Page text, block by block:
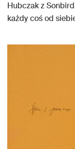
Hubczak z
każdy coś od